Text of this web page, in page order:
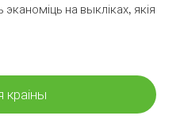
на выкліках, якія
краіны